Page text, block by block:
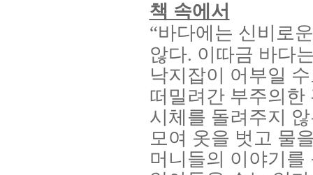
책 속에서
“바다에는 신비로
않다. 이따금 바다
낙지잡이 어부일
떠밀려간 부주의한
시체를 돌려주지
모여 옷을 벗고 물
머니들의 이야기를